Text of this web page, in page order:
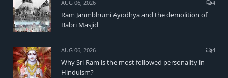
AUG 06, 2026 4
Ram Janmbhumi Ayodhya and the demolition of
Babri Masjid
AUG 06, 2026 4
Why Sri Ram is the most followed personality in
Hinduism?